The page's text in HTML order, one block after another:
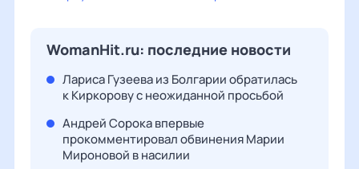
WomanHit.ru: последние новости
Лариса Гузеева из Болгарии обратилась
к Киркорову с неожиданной просьбой
Андрей Сорока впервые
прокомментировал обвинения Марии
Мироновой в насилии